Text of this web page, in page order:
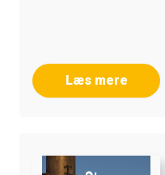
Læs mere